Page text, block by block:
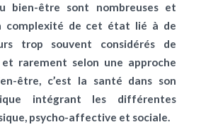
bien-être sont nombreuses et
complexité de cet état lié à de
trop souvent considérés de
rarement selon une approche
être, c’est la santé dans son
intégrant les différentes
psycho-affective et sociale.